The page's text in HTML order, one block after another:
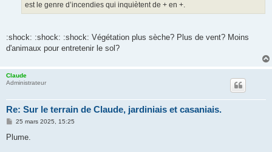
est le genre d’incendies qui inquiètent de + en +.
:shock: :shock: :shock: Végétation plus sèche? Plus de vent? Moins
d'animaux pour entretenir le sol?
Claude
Administrateur
Re: Sur le terrain de Claude, jardiniais et casaniais.
M
s
25 mars 2025, 15:25
Plume.